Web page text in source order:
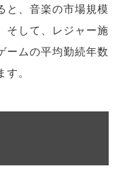
と、音楽の市場規模
そして、レジャー施
ームの平均勤続年数
。